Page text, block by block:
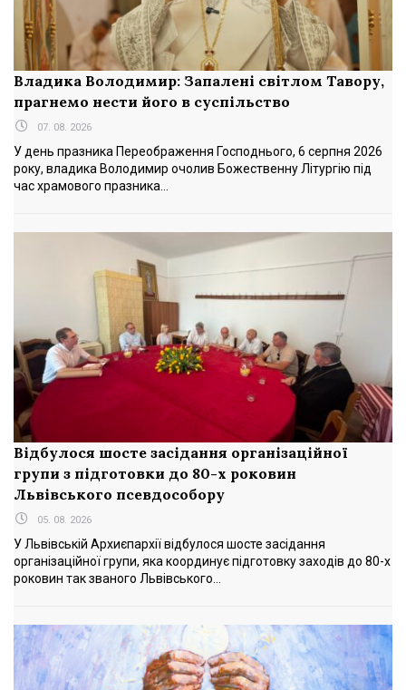
Владика Володимир: Запалені світлом Тавору,
прагнемо нести його в суспільство
07. 08. 2026
У день празника Переображення Господнього, 6 серпня 2026
року, владика Володимир очолив Божественну Літургію під
час храмового празника...
Відбулося шосте засідання організаційної
групи з підготовки до 80-х роковин
Львівського псевдособору
05. 08. 2026
У Львівській Архиєпархії відбулося шосте засідання
організаційної групи, яка координує підготовку заходів до 80-х
роковин так званого Львівського...